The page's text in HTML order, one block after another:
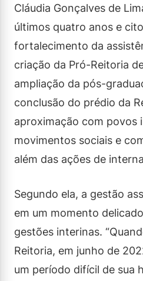
Cláudia Gonçalves de
últimos quatro anos e
fortalecimento da
criação da Pró-Reitoria
ampliação da pós-
conclusão do prédio da
aproximação com povos
movimentos sociais e
além das ações de
Segundo ela, a gestão
em um momento
gestões interinas.
Reitoria, em junho de
um período difícil de sua